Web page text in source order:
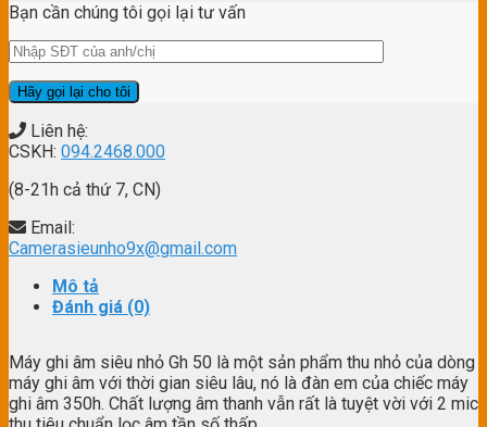
Bạn cần chúng tôi gọi lại tư vấn
Liên hệ:
CSKH: 094.2468.000
(8-21h cả thứ 7, CN)
Email:
Camerasieunho9x@gmail.com
Mô tả
Đánh giá (0)
Máy ghi âm siêu nhỏ Gh 50 là một sản phẩm thu nhỏ của dòng
máy ghi âm với thời gian siêu lâu, nó là đàn em của chiếc máy
ghi âm 350h. Chất lượng âm thanh vẫn rất là tuyệt vời với 2 mic